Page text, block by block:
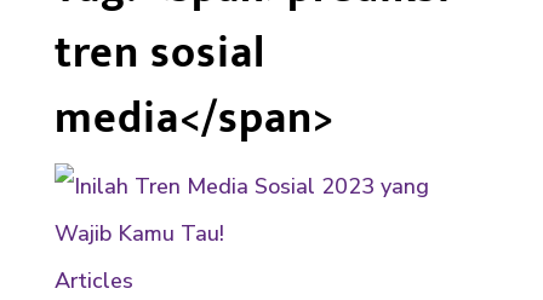
tren sosial
media</span>
Articles